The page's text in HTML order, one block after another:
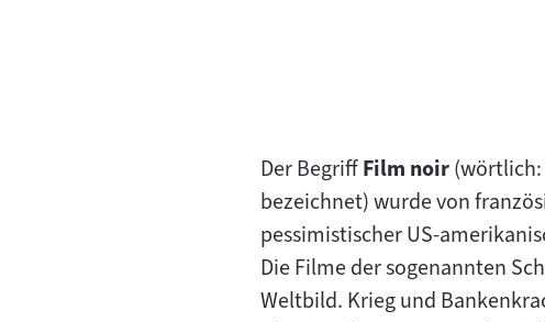
Der BegriffFilm noir(wörtlich:
bezeichnet) wurde von
pessimistischer US-
Die Filme der sogenannten
Weltbild. Krieg und